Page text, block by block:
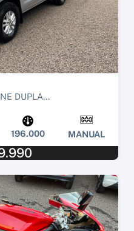
DUPLA...
196.000 MANUAL